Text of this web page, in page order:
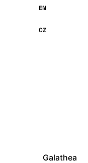
Galathea